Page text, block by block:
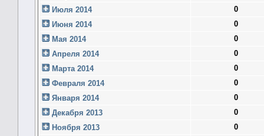
Июля 2014
0
Июня 2014
0
Мая 2014
0
Апреля 2014
0
Марта 2014
0
Февраля 2014
0
Января 2014
0
Декабря 2013
0
Ноября 2013
0